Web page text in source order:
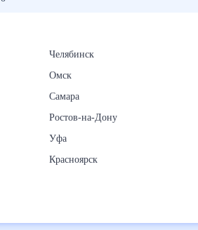
Челябинск
Омск
Самара
Ростов-на-Дону
Уфа